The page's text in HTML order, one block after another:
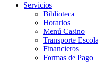
Servicios
Biblioteca
Horarios
Menú Casino
Transporte
Financieros
Formas de Pago